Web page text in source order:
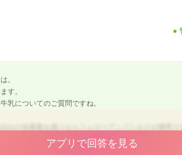
。
す。
乳についてのご質問ですね。
く含む食材（肉・魚・卵・豆類）もしっかり摂れてい
よ。
アプリで回答を見る